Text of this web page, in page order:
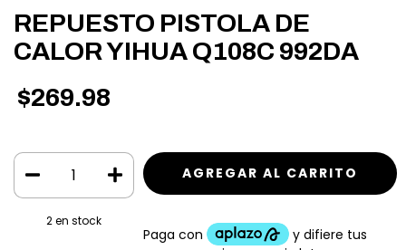
REPUESTO PISTOLA DE
CALOR YIHUA Q108C 992DA
$269.98
2en stock